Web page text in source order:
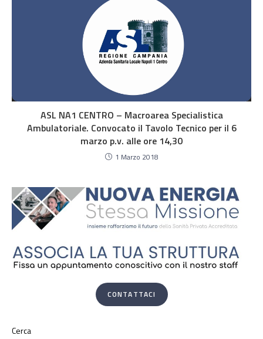
ASL NA1 CENTRO – Macroarea Specialistica
Ambulatoriale. Convocato il Tavolo Tecnico per il 6
marzo p.v. alle ore 14,30
1 Marzo 2018
CONTATTACI